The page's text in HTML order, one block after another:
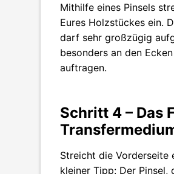
Mithilfe eines Pinsels
Eures Holzstückes ein.
darf sehr großzügig
besonders an den
auftragen.
Schritt 4 – Das
Streicht die Vorderseite
kleiner Tipp: Der